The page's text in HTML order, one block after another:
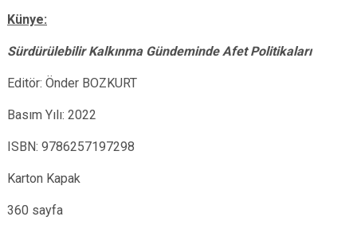
Künye:
Sürdürülebilir Kalkınma Gündeminde Afet Politikaları
Editör: Önder BOZKURT
Basım Yılı: 2022
ISBN: 9786257197298
Karton Kapak
360 sayfa